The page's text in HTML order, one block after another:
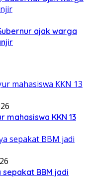
ajak warga
mahasiswa KKN 13
BBM jadi